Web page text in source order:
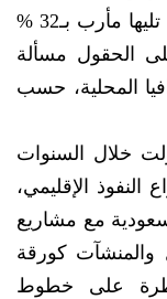
من الاحتياطي والإنتاج النفطي الوطني، تليها مأرب بـ32 %
على الحقول مسألة
المحلية، حسب
خلال السنوات
الإقليمي،
مع مشاريع
والمنشآت كورقة
على خطوط